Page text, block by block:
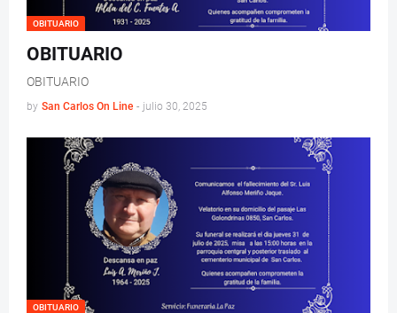
OBITUARIO
OBITUARIO
OBITUARIO
by San Carlos On Line - julio 30, 2025
OBITUARIO